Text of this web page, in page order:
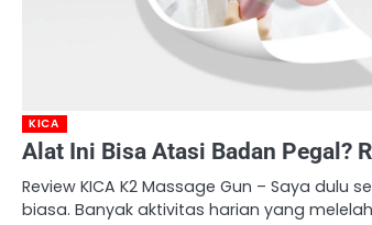
KICA
Alat Ini Bisa Atasi Badan Pegal?
Review KICA K2 Massage Gun – Saya
biasa. Banyak aktivitas harian yang